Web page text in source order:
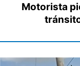
Motorista